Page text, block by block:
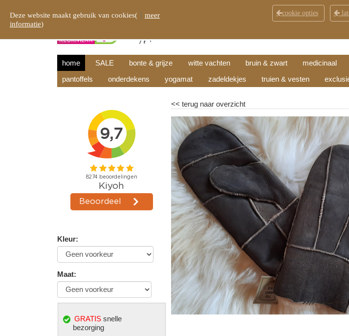
home SALE bonte & grijze witte vachten bruin & zwart medicinaal
pantoffels
onderdekens yogamat zadeldekjes truien & vesten
Kleur:
Maat:
GRATIS snelle
bezorging
<<terug naar overzicht
Deze website maakt gebruik van cookies(
meer
informatie)
cookie opties